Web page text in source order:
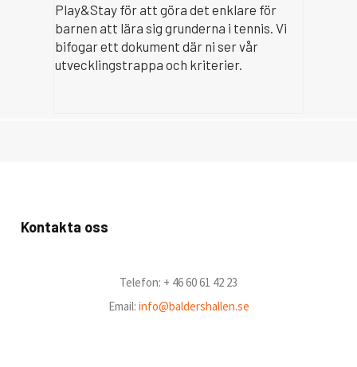
Play&Stay för att göra det enklare för
barnen att lära sig grunderna i tennis. Vi
bifogar ett dokument där ni ser vår
utvecklingstrappa och kriterier.
Kontakta oss
Telefon: + 46 60 61 42 23
Email: info@baldershallen.se